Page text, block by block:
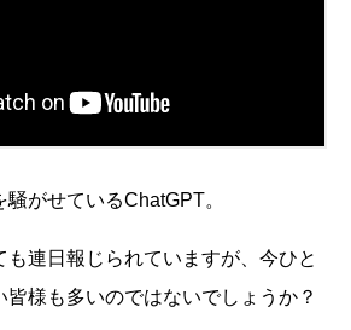
がせているChatGPT。
連日報じられていますが、今ひと
様も多いのではないでしょうか？